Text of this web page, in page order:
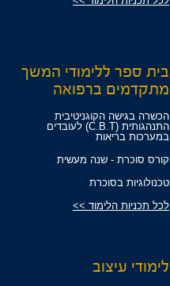
בית ספר ללימודי המשך
מתקדמים ברפואה
הכשרה בגישה הקוגניטיבית
התנהגותית (C.B.T) לעובדים
במערכות בריאות
קורס סוכרת - שנה מעשית
טכנולוגיות בסוכרת
לכל תכניות הלימוד >>
לימודי עיצוב